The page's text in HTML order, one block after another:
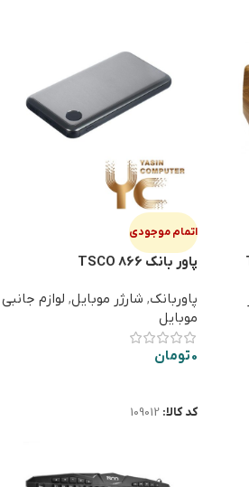
اتمام موجودی
پاور بانک TSCO 866
پاوربانک, شارژر موبایل, لوازم جانبی
موبایل
0تومان
کد کالا: 109012